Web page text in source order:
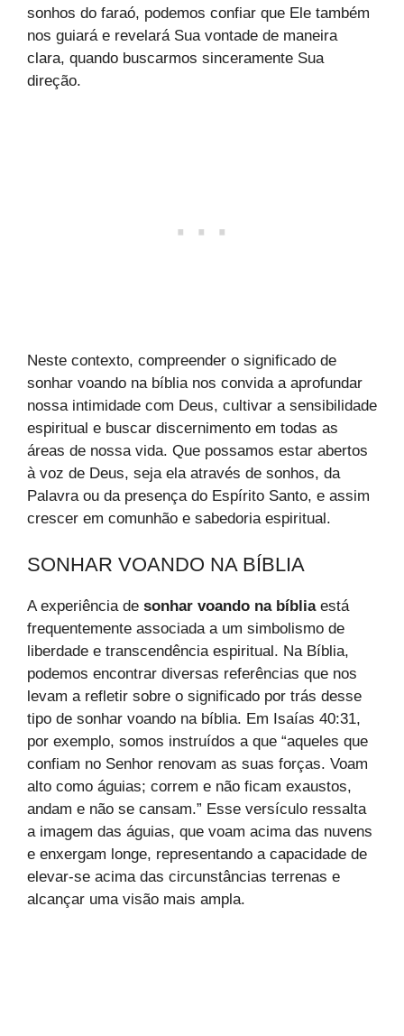
sonhos do faraó, podemos confiar que Ele também
nos guiará e revelará Sua vontade de maneira
clara, quando buscarmos sinceramente Sua
direção.
Neste contexto, compreender o significado de
sonhar voando na bíblia nos convida a aprofundar
nossa intimidade com Deus, cultivar a sensibilidade
espiritual e buscar discernimento em todas as
áreas de nossa vida. Que possamos estar abertos
à voz de Deus, seja ela através de sonhos, da
Palavra ou da presença do Espírito Santo, e assim
crescer em comunhão e sabedoria espiritual.
SONHAR VOANDO NA BÍBLIA
A experiência de sonhar voando na bíbliaestá
frequentemente associada a um simbolismo de
liberdade e transcendência espiritual. Na Bíblia,
podemos encontrar diversas referências que nos
levam a refletir sobre o significado por trás desse
tipo de sonhar voando na bíblia. Em Isaías 40:31,
por exemplo, somos instruídos a que “aqueles que
confiam no Senhor renovam as suas forças. Voam
alto como águias; correm e não ficam exaustos,
andam e não se cansam.” Esse versículo ressalta
a imagem das águias, que voam acima das nuvens
e enxergam longe, representando a capacidade de
elevar-se acima das circunstâncias terrenas e
alcançar uma visão mais ampla.